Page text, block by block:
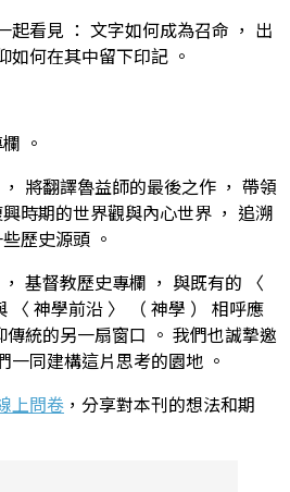
起看見 ： 文字如何成為召命 ， 出
如何在其中留下印記 。
。
將翻譯魯益師的最後之作 ， 帶領
時期的世界觀與內心世界 ， 追溯
歷史源頭 。
基督教歷史專欄 ， 與既有的 〈
〈 神學前沿 〉 （ 神學 ） 相呼應
傳統的另一扇窗口 。 我們也誠摯邀
一同建構這片思考的園地 。
上問卷 ，分享對本刊的想法和期